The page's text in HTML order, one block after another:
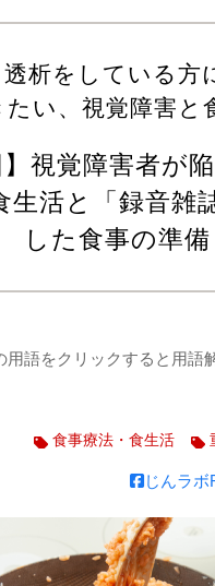
析をしている方
い、視覚障害と
】視覚障害者が
生活と「録音雑
した食事の準備
用語をクリックすると用語
食事療法・食生活
じんラボ